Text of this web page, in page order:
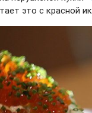
это с красной